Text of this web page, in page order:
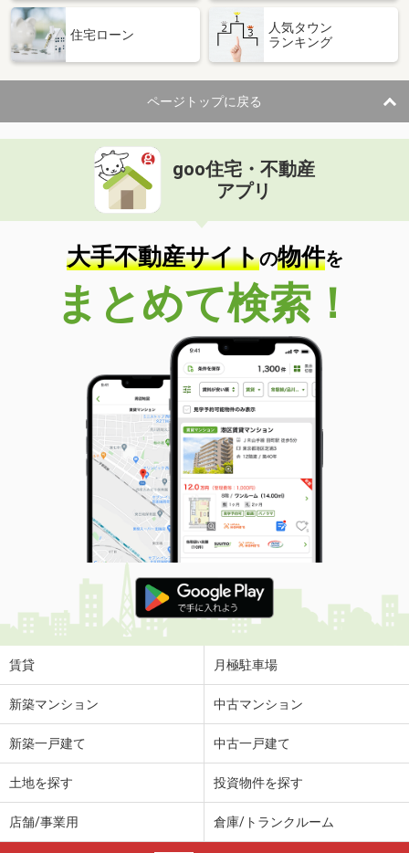
住宅ローン
人気タウン
ランキング
ページトップに戻る
goo住宅・不動産
アプリ
大手不動産サイトの物件を
まとめて検索！
賃貸 月極駐車場
新築マンション 中古マンション
新築一戸建て 中古一戸建て
土地を探す 投資物件を探す
店舗/事業用 倉庫/トランクルーム